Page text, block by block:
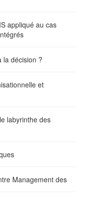
appliqué au cas
la décision ?
et
labyrinthe des
Management des